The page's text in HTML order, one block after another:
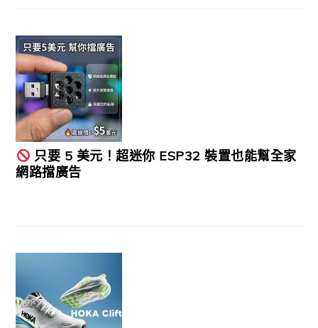
只要 5 美元！超迷你 ESP32 裝置也能幫全家
網路擋廣告